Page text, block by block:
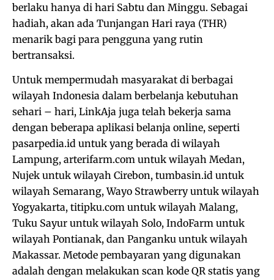
berlaku hanya di hari Sabtu dan Minggu. Sebagai
hadiah, akan ada Tunjangan Hari raya (THR)
menarik bagi para pengguna yang rutin
bertransaksi.
Untuk mempermudah masyarakat di berbagai
wilayah Indonesia dalam berbelanja kebutuhan
sehari – hari, LinkAja juga telah bekerja sama
dengan beberapa aplikasi belanja online, seperti
pasarpedia.id untuk yang berada di wilayah
Lampung, arterifarm.com untuk wilayah Medan,
Nujek untuk wilayah Cirebon, tumbasin.id untuk
wilayah Semarang, Wayo Strawberry untuk wilayah
Yogyakarta, titipku.com untuk wilayah Malang,
Tuku Sayur untuk wilayah Solo, IndoFarm untuk
wilayah Pontianak, dan Panganku untuk wilayah
Makassar. Metode pembayaran yang digunakan
adalah dengan melakukan scan kode QR statis yang